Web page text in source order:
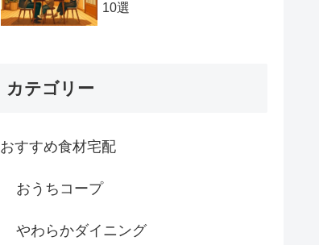
10選
カテゴリー
おすすめ食材宅配
おうちコープ
やわらかダイニング